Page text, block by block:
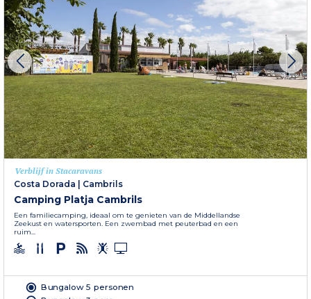
Verblijf in Stacaravans
Costa Dorada | Cambrils
Camping Platja Cambrils
Een familiecamping, ideaal om te genieten van de Middellandse
Zeekust en watersporten. Een zwembad met peuterbad en een
ruim...
Bungalow 5 personen